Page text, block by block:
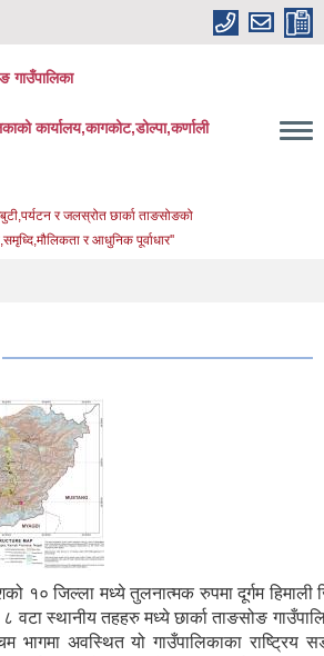
गाउँपालिका
कार्यालय,कागकोट,डोल्पा,कर्णाली
र जलस्रोत छार्का ताङसोङको
र आधुनिक पूर्वाधार''
१० जिल्ला मध्ये तुलनात्मक रुपमा दूर्गम हिमाली
वटा स्थानीय तहहरु मध्ये छार्का ताङसोङ
भागमा अवस्थित यो गाउँपालिकाका